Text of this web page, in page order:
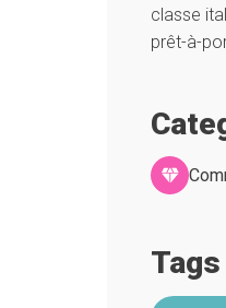
classe
prêt-à-
Tags